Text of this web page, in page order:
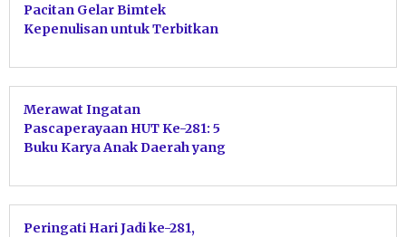
Pacitan Gelar Bimtek
Kepenulisan untuk Terbitkan
Merawat Ingatan
Pascaperayaan HUT Ke-281: 5
Buku Karya Anak Daerah yang
Peringati Hari Jadi ke-281,